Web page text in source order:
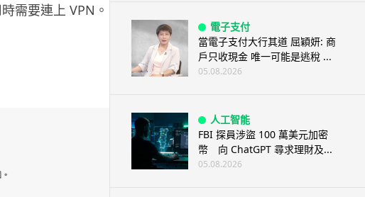
需要連上 VPN。
電子支付
當電子支付大行其道 屈穎妍: 商
戶只收現金 唯一可能是逃稅 ...
05.08.2026
人工智能
FBI 探員涉盜 100 萬美元加密
幣 向 ChatGPT 尋求理財及...
05.08.2026